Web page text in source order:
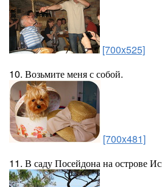
[700x525]
10. Возьмите меня с собой.
[700x481]
11. В саду Посейдона на острове